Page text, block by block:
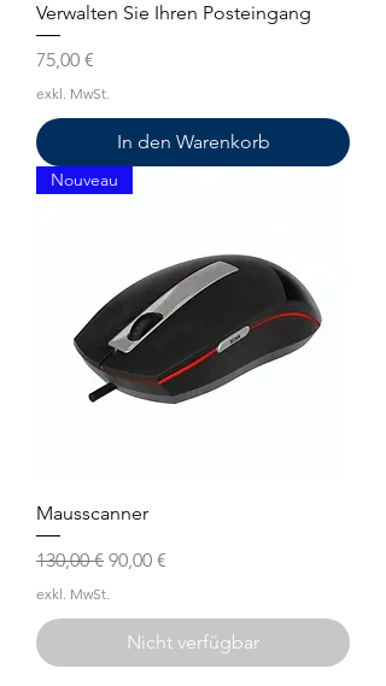
Verwalten Sie Ihren Posteingang
Preis
75,00 €
exkl. MwSt.
In den Warenkorb
Nouveau
Mausscanner
Standardpreis
130,00 € Sale-Preis
90,00 €
exkl. MwSt.
Nicht verfügbar